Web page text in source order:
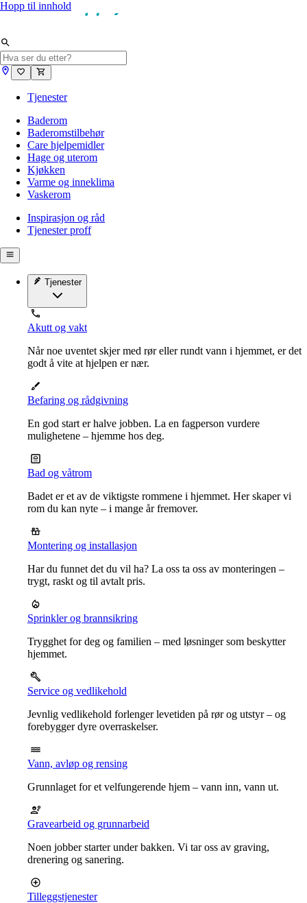
Hopp til innhold
Tjenester
Baderom
Baderomstilbehør
Care hjelpemidler
Hage og uterom
Kjøkken
Varme og inneklima
Vaskerom
Inspirasjon og råd
Tjenester proff
Tjenester
Akutt og vakt
Når noe uventet skjer med rør eller rundt vann i hjemmet, er det
godt å vite at hjelpen er nær.
Befaring og rådgivning
En god start er halve jobben. La en fagperson vurdere
mulighetene – hjemme hos deg.
Bad og våtrom
Badet er et av de viktigste rommene i hjemmet. Her skaper vi
rom du kan nyte – i mange år fremover.
Montering og installasjon
Har du funnet det du vil ha? La oss ta oss av monteringen –
trygt, raskt og til avtalt pris.
Sprinkler og brannsikring
Trygghet for deg og familien – med løsninger som beskytter
hjemmet.
Service og vedlikehold
Jevnlig vedlikehold forlenger levetiden på rør og utstyr – og
forebygger dyre overraskelser.
Vann, avløp og rensing
Grunnlaget for et velfungerende hjem – vann inn, vann ut.
Gravearbeid og grunnarbeid
Noen jobber starter under bakken. Vi tar oss av graving,
drenering og sanering.
Tilleggstjenester